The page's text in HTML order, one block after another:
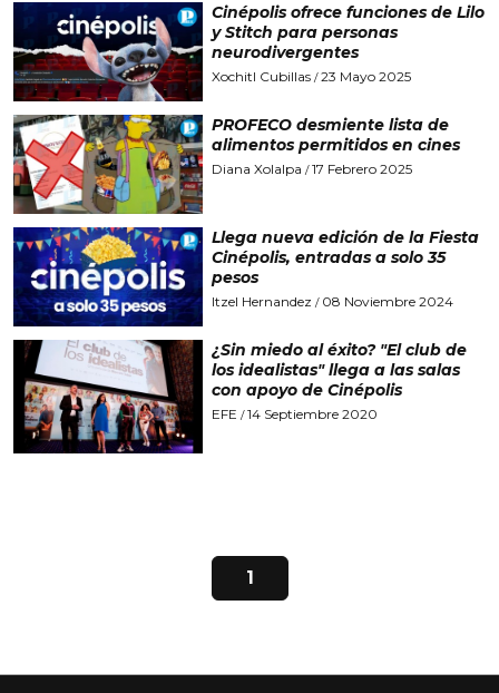
Cinépolis ofrece funciones de Lilo
y Stitch para personas
neurodivergentes
Xochitl Cubillas/23 Mayo 2025
PROFECO desmiente lista de
alimentos permitidos en cines
Diana Xolalpa /17 Febrero 2025
Llega nueva edición de la Fiesta
Cinépolis, entradas a solo 35
pesos
Itzel Hernandez / 08 Noviembre 2024
¿Sin miedo al éxito? "El club de
los idealistas" llega a las salas
con apoyo de Cinépolis
EFE /14 Septiembre 2020
1